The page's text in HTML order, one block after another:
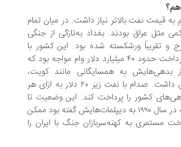
نفت بالاتر نیاز داشت. در میان تمام
بودند. بغداد به‌تازگی از جنگی
ورشکسته شده بود. این کشور با
بازسازی پرهزینه و بازپرداخت حدود ٤٠ میلیارد دلار وام مواجه بود که
به همسایگانی مانند کویت،
عربستان و امارات تعلق داشت. صدام با نفت زیر ٢٠ دلار به ازای هر
را پرداخت کند. این وضعیت تا
جایی پیش رفته بود که در سال ١٩٩٠ به دیپلمات‌هایش گفته بود ممکن
به کهنه‌سربازان جنگ با ایران را